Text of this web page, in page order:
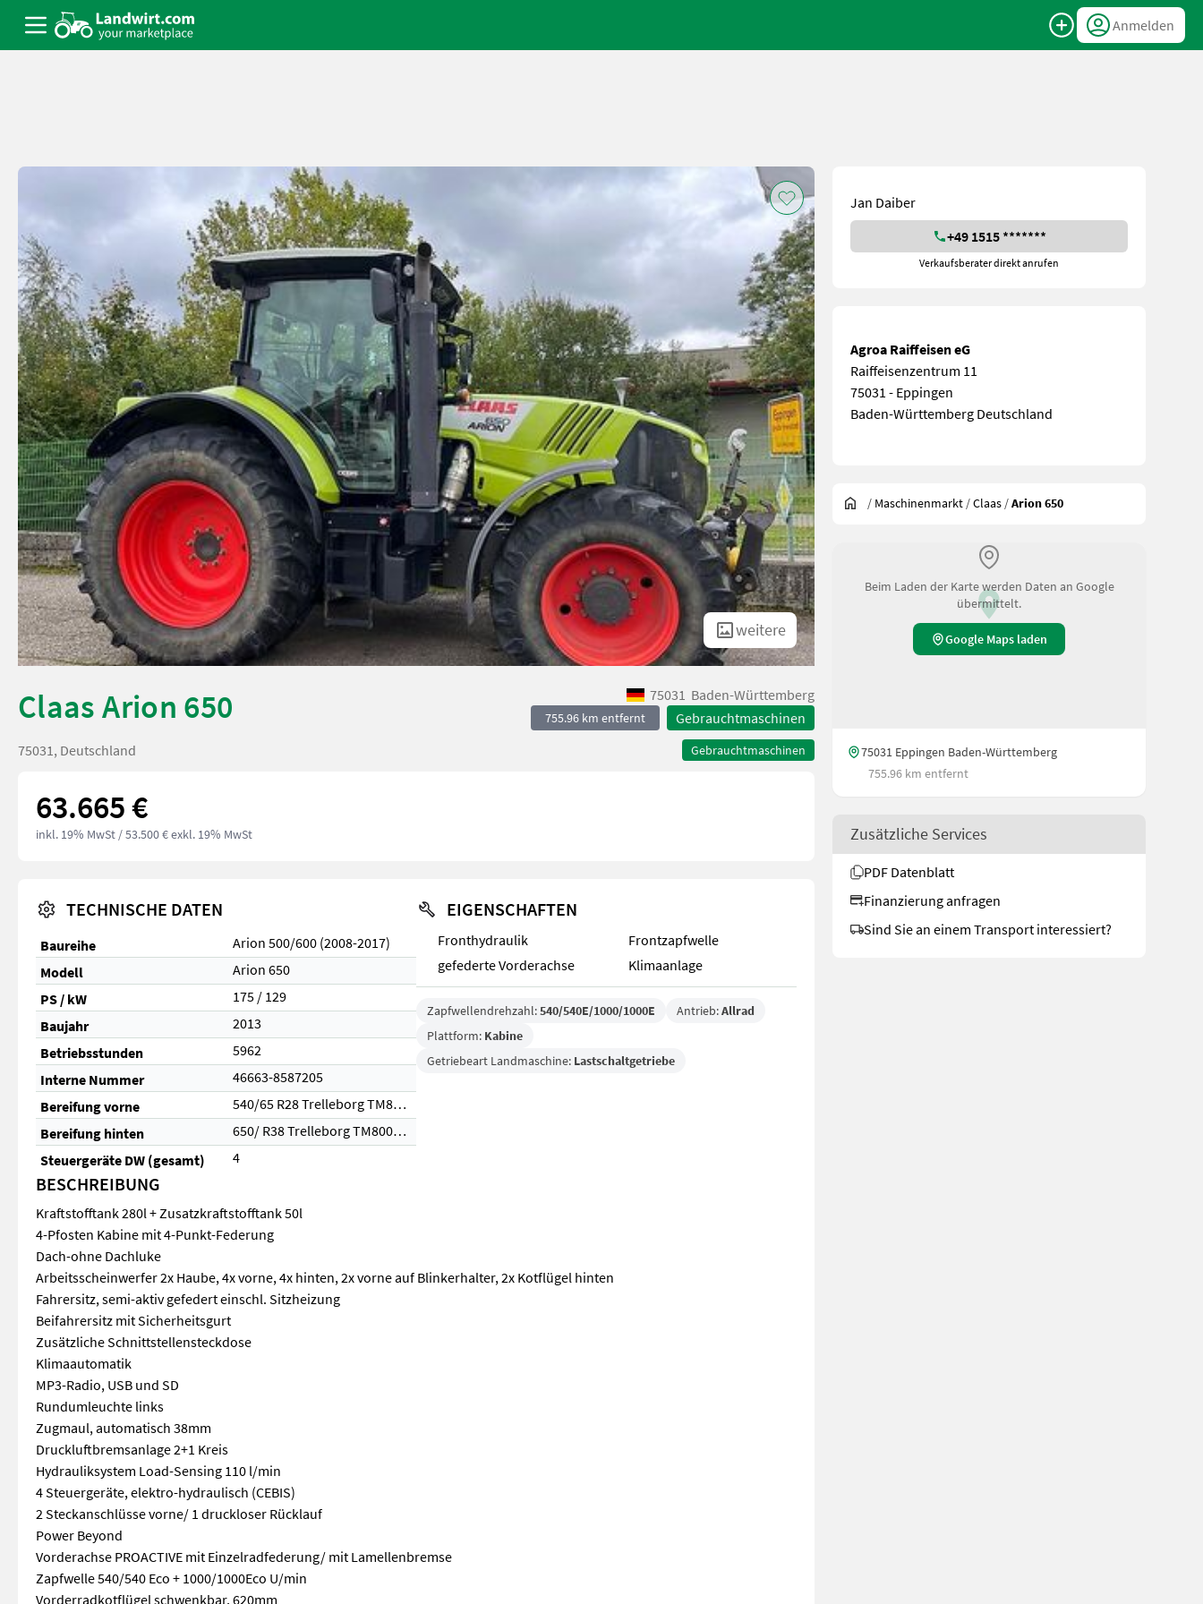
Anmelden
weitere
Claas Arion 650 75031 Baden-Württemberg
755.96 km entfernt Gebrauchtmaschinen
Gebrauchtmaschinen
75031, Deutschland
63.665 €
inkl. 19% MwSt / 53.500 € exkl. 19% MwSt
TECHNISCHE DATEN
Baureihe
Arion 500/600 (2008-2017)
Modell
Arion 650
PS / kW
175 / 129
Baujahr
2013
Betriebsstunden
5962
Interne Nummer
46663-8587205
Bereifung vorne
540/65 R28 Trelleborg TM800/Festfelge
Bereifung hinten
650/ R38 Trelleborg TM800/Festfelge
Steuergeräte DW (gesamt)
4
EIGENSCHAFTEN
Fronthydraulik
Frontzapfwelle
gefederte Vorderachse
Klimaanlage
Zapfwellendrehzahl:540/540E/1000/1000E Antrieb:Allrad
Plattform: Kabine
Getriebeart Landmaschine: Lastschaltgetriebe
BESCHREIBUNG
Kraftstofftank 280l + Zusatzkraftstofftank 50l
4-Pfosten Kabine mit 4-Punkt-Federung
Dach-ohne Dachluke
Arbeitsscheinwerfer 2x Haube, 4x vorne, 4x hinten, 2x vorne auf Blinkerhalter, 2x Kotflügel hinten
Fahrersitz, semi-aktiv gefedert einschl. Sitzheizung
Beifahrersitz mit Sicherheitsgurt
Zusätzliche Schnittstellensteckdose
Klimaautomatik
MP3-Radio, USB und SD
Rundumleuchte links
Zugmaul, automatisch 38mm
Druckluftbremsanlage 2+1 Kreis
Hydrauliksystem Load-Sensing 110 l/min
4 Steuergeräte, elektro-hydraulisch (CEBIS)
2 Steckanschlüsse vorne/ 1 druckloser Rücklauf
Power Beyond
Vorderachse PROACTIVE mit Einzelradfederung/ mit Lamellenbremse
Zapfwelle 540/540 Eco + 1000/1000Eco U/min
Vorderradkotflügel schwenkbar, 620mm
Jan Daiber
+49 1515 *******
Verkaufsberater direkt anrufen
Agroa Raiffeisen eG
Raiffeisenzentrum 11
75031 - Eppingen
Baden-Württemberg Deutschland
/ Maschinenmarkt /Claas /Arion 650
Beim Laden der Karte werden Daten an Google
übermittelt.
Google Maps laden
75031 Eppingen Baden-Württemberg
755.96 km entfernt
Zusätzliche Services
PDF Datenblatt
Finanzierung anfragen
Sind Sie an einem Transport interessiert?